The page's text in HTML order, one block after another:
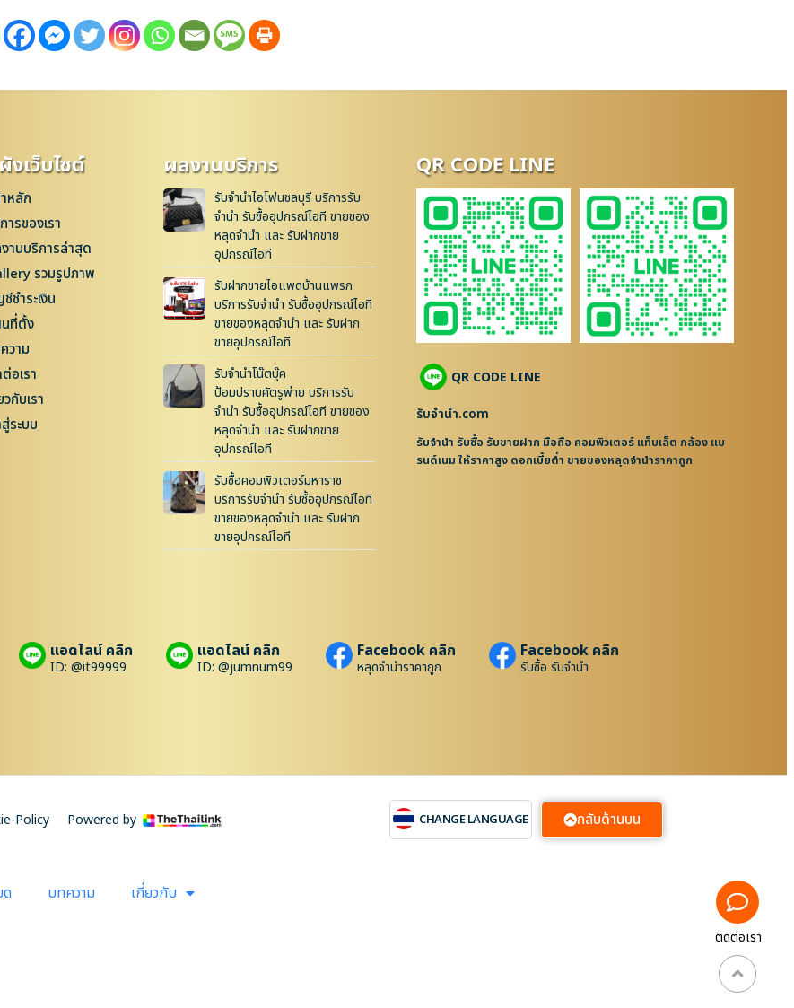
เว็บไซต์
หลัก
ารของเรา
านบริการล่าสุด
รวมรูปภาพ
ชำระเงิน
ที่ตั้ง
วาม
อเรา
วกับเรา
สู่ระบบ
ผลงานบริการ
รับจำนำไอโฟนชลบุรี บริการรับ
จำนำ รับซื้ออุปกรณ์ไอที ขายของ
หลุดจำนำ และ รับฝากขาย
อุปกรณ์ไอที
รับฝากขายไอแพดบ้านแพรก
บริการรับจำนำ รับซื้ออุปกรณ์ไอที
ขายของหลุดจำนำ และ รับฝาก
ขายอุปกรณ์ไอที
รับจำนำโน๊ตบุ๊ค
ป้อมปราบศัตรูพ่าย บริการรับ
จำนำ รับซื้ออุปกรณ์ไอที ขายของ
หลุดจำนำ และ รับฝากขาย
อุปกรณ์ไอที
รับซื้อคอมพิวเตอร์มหาราช
บริการรับจำนำ รับซื้ออุปกรณ์ไอที
ขายของหลุดจำนำ และ รับฝาก
ขายอุปกรณ์ไอที
QR CODE LINE
QR CODE LINE
รับจํานํา.com
รับจำนำ รับซื้อ รับขายฝาก มือถือ คอมพิวเตอร์ แท็บเล็ต กล้อง แบ
รนด์เนม ให้ราคาสูง ดอกเบี้ยต่ำ ขายของหลุดจำนำราคาถูก
แอดไลน์ คลิก
ID: @it99999
แอดไลน์ คลิก
ID: @jumnum99
Facebook คลิก
หลุดจำนำราคาถูก
Facebook คลิก
รับซื้อ รับจำนำ
Policy Powered by CHANGE LANGUAGE กลับด้านบน
ติดต่อเรา
ด บทความ เกี่ยวกับ